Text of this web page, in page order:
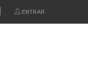
ENTRAR